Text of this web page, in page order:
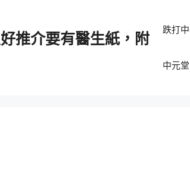
推介要有醫生紙，附
跌打
中元